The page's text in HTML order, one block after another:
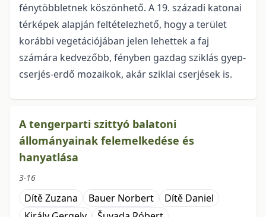
fénytöbbletnek köszönhető. A 19. századi katonai
térképek alapján feltételezhető, hogy a terület
koráb­bi vegetációjában jelen lehettek a faj
számára kedvezőbb, fényben gazdag sziklás gyep-
cserjés-erdő mozaikok, akár sziklai cserjések is.
A tengerparti szittyó balatoni
állományainak felemelkedése és
hanyatlása
3-16
Dítě Zuzana Bauer Norbert
Dítě Daniel